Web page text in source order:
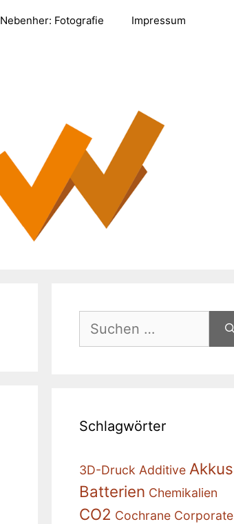
Nebenher: Fotografie Impressum
nach:
Schlagwörter
3D-Druck Additive Akkus
Batterien Chemikalien
CO2 Cochrane Corporate